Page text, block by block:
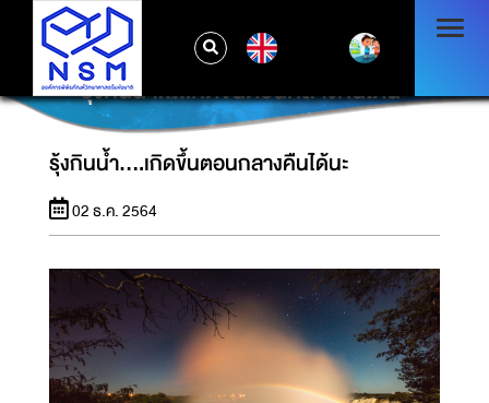
รุ้งกินน้ำ....เกิดขึ้นตอนกลางคืนได้นะ
รุ้งกินน้ำ....เกิดขึ้นตอนกลางคืนได้นะ
02 ธ.ค. 2564